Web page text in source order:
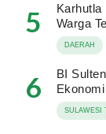
5
Karhutla
Warga
DAERAH
6
BI
SULAWESI